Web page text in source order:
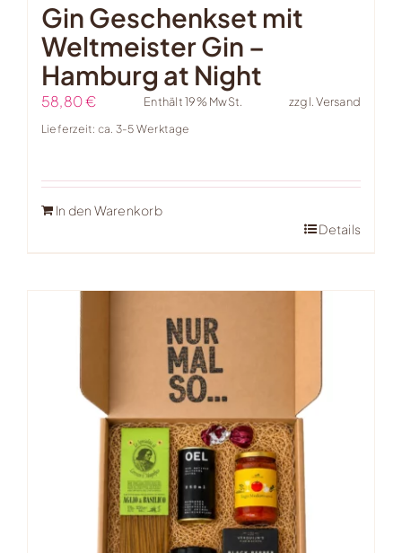
Gin Geschenkset mit
Weltmeister Gin –
Hamburg at Night
58,80€ Enthält 19% MwSt. zzgl.Versand
Lieferzeit: ca. 3-5 Werktage
In den Warenkorb
Details